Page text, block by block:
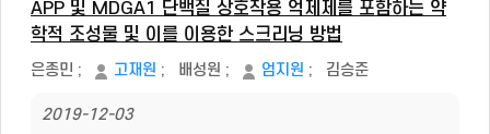
APP 및 MDGA1 단백질 상호작용 억제제를 포함하는 약
학적 조성물 및 이를 이용한 스크리닝 방법
은종민 ; 고재원 ; 배성원 ; 엄지원 ; 김승준
2019-12-03